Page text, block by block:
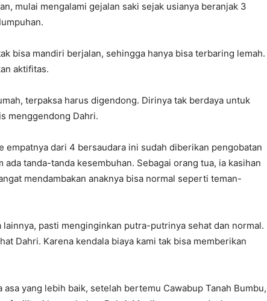
mulai mengalami gejalan saki sejak usianya beranjak 3
bisa mandiri berjalan, sehingga hanya bisa terbaring lemah.
aktifitas.
terpaksa harus digendong. Dirinya tak berdaya untuk
menggendong Dahri.
empatnya dari 4 bersaudara ini sudah diberikan pengobatan
tanda-tanda kesembuhan. Sebagai orang tua, ia kasihan
mendambakan anaknya bisa normal seperti teman-
pasti menginginkan putra-putrinya sehat dan normal.
Dahri. Karena kendala biaya kami tak bisa memberikan
asa yang lebih baik, setelah bertemu Cawabup Tanah Bumbu,